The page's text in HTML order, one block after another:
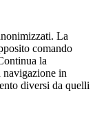
La
comando
la
in
diversi da quelli